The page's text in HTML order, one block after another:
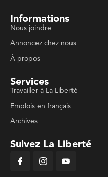
Informations
Nous joindre
Annoncez chez nous
À propos
Services
Travailler à La Liberté
Emplois en français
Archives
Suivez La Liberté